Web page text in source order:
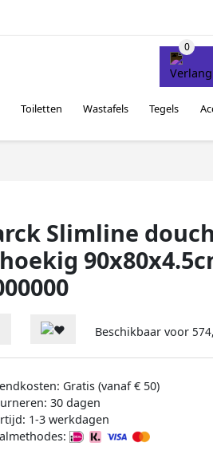
Toiletten Wastafels Tegels
Slimline
Beschikbaar voor
Gratis (vanaf € 50)
30 dagen
1-3 werkdagen